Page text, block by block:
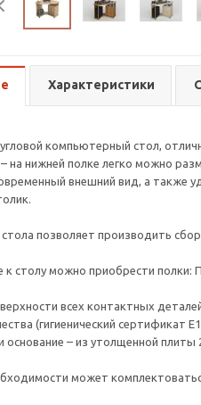
Характеристики
компьютерный стол,
на нижней полке легко можно
внешний вид, а также
позволяет производить
к столу можно приобрести полки:
всех контактных
(гигиенический
основание – из утолщенной плиты
может